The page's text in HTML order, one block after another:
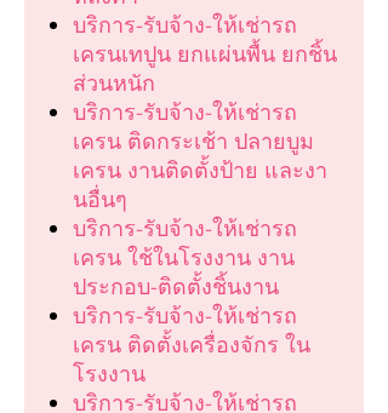
บริการ-รับจ้าง-ให้เช่ารถ
เครนเทปูน ยกแผ่นพื้น ยกชิ้น
ส่วนหนัก
บริการ-รับจ้าง-ให้เช่ารถ
เครน ติดกระเช้า ปลายบูม
เครน งานติดตั้งป้าย และงา
นอื่นๆ
บริการ-รับจ้าง-ให้เช่ารถ
เครน ใช้ในโรงงาน งาน
ประกอบ-ติดตั้งชิ้นงาน
บริการ-รับจ้าง-ให้เช่ารถ
เครน ติดตั้งเครื่องจักร ใน
โรงงาน
บริการ-รับจ้าง-ให้เช่ารถ